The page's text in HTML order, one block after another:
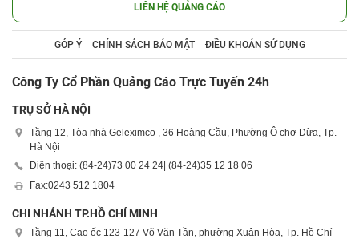
LIÊN HỆ QUẢNG CÁO
GÓP Ý CHÍNH SÁCH BẢO MẬT ĐIỀU KHOẢN SỬ DỤNG
Công Ty Cổ Phần Quảng Cáo Trực Tuyến 24h
TRỤ SỞ HÀ NỘI
Tầng 12, Tòa nhà Geleximco , 36 Hoàng Cầu, Phường Ô chợ Dừa, Tp.
Hà Nội
Điện thoại: (84-24)73 00 24 24 | (84-24)35 12 18 06
Fax:0243 512 1804
CHI NHÁNH TP.HỒ CHÍ MINH
Tầng 11, Cao ốc 123-127 Võ Văn Tần, phường Xuân Hòa, Tp. Hồ Chí